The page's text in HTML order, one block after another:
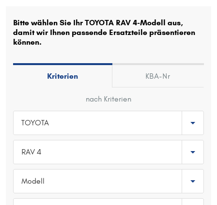
Oder
Hersteller wählen
Typ wählen
Bitte wählen Sie Ihr TOYOTA RAV 4-Modell aus,
damit wir Ihnen passende Ersatzteile präsentieren
können.
Kriterien KBA-Nr
nach Kriterien
TOYOTA
RAV 4
Modell